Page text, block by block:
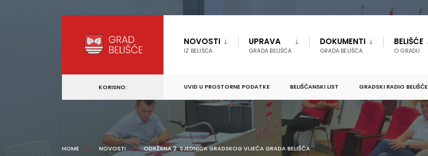
content
NOVOSTI
IZ BELIŠĆA
UPRAVA
GRADA BELIŠĆA
DOKUMENTI
GRADA BELIŠĆA
BELIŠĆE
O GRADU
KORISNO: UVID U PROSTORNE PODATKE BELIŠĆANSKI LIST GRADSKI RADIO BELIŠĆE
HOME NOVOSTI ODRŽANA 2. SJEDNICA GRADSKOG VIJEĆA GRADA BELIŠĆA